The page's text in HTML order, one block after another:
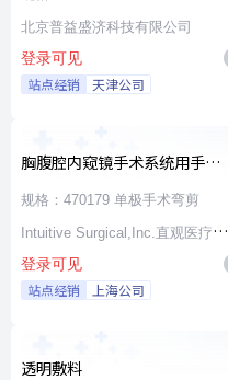
北京普益盛济科技有限公司
登录可见
站点经销 天津公司
胸腹腔内窥镜手术系统用手术
器械
规格：470179 单极手术弯剪
Intuitive Surgical,Inc.直观医疗公
司
登录可见
站点经销 上海公司
透明敷料